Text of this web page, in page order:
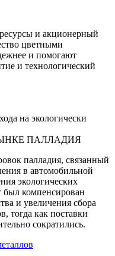
и акционерный
цветными
и помогают
и технологический
на экологически
ПАЛЛАДИЯ
палладия, связанный
в автомобильной
экологических
был компенсирован
и увеличения сбора
тогда как поставки
сократились.